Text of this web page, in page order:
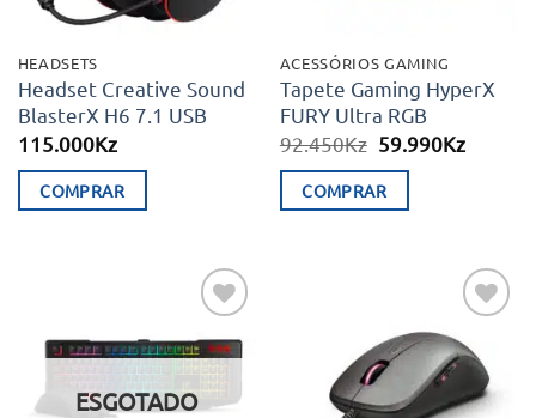
HEADSETS
Headset Creative Sound
BlasterX H6 7.1 USB
115.000Kz
COMPRAR
ACESSÓRIOS GAMING
Tapete Gaming HyperX
FURY Ultra RGB
92.450Kz O
original
era:
59.990KzO
COMPRAR
Adicionar
aos meus
desejos
ESGOTADO
Adicionar
aos meus
desejos